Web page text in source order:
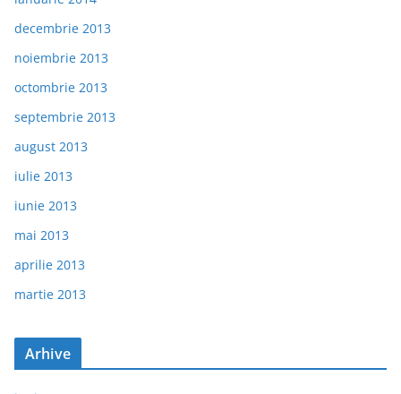
decembrie 2013
noiembrie 2013
octombrie 2013
septembrie 2013
august 2013
iulie 2013
iunie 2013
mai 2013
aprilie 2013
martie 2013
Arhive